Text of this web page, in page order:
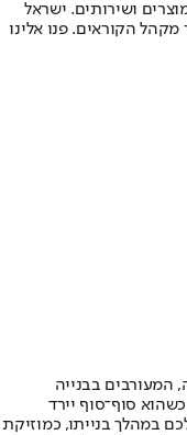
ושירותים. ישראל
הקוראים. פנו אלינו
המעורבים בבנייה
סוף־סוף יירד
במהלך בנייתו, כמוזיקת